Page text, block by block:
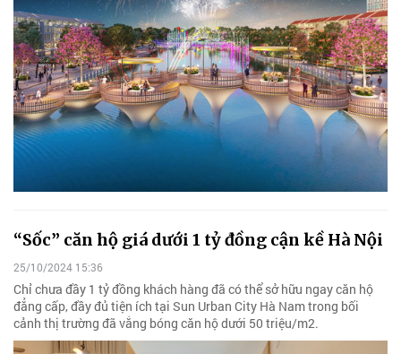
“Sốc” căn hộ giá dưới 1 tỷ đồng cận kề Hà Nội
25/10/2024 15:36
Chỉ chưa đầy 1 tỷ đồng khách hàng đã có thể sở hữu ngay căn hộ
đẳng cấp, đầy đủ tiện ích tại Sun Urban City Hà Nam trong bối
cảnh thị trường đã vắng bóng căn hộ dưới 50 triệu/m2.